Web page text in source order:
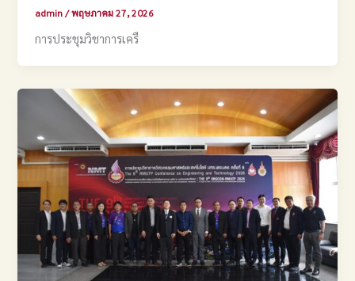
admin/พฤษภาคม 27, 2026
การประชุมวิชาการเครื